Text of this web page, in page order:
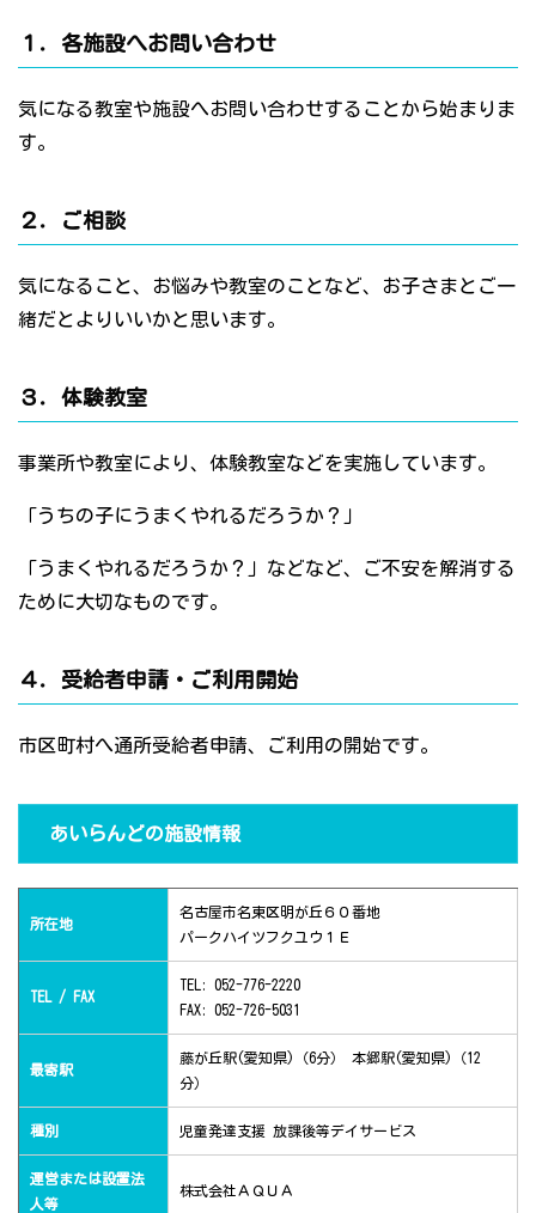
１．各施設へお問い合わせ
気になる教室や施設へお問い合わせすることから始まりま
す。
２．ご相談
気になること、お悩みや教室のことなど、お子さまとご一
緒だとよりいいかと思います。
３．体験教室
事業所や教室により、体験教室などを実施しています。
「うちの子にうまくやれるだろうか？」
「うまくやれるだろうか？」などなど、ご不安を解消する
ために大切なものです。
４．受給者申請・ご利用開始
市区町村へ通所受給者申請、ご利用の開始です。
あいらんどの施設情報
所在地
名古屋市名東区明が丘６０番地
パークハイツフクユウ１Ｅ
TEL / FAX
TEL: 052-776-2220
FAX: 052-726-5031
最寄駅
藤が丘駅(愛知県)（6分） 本郷駅(愛知県)（12
分）
種別 児童発達支援 放課後等デイサービス
運営または設置法
人等
株式会社ＡＱＵＡ